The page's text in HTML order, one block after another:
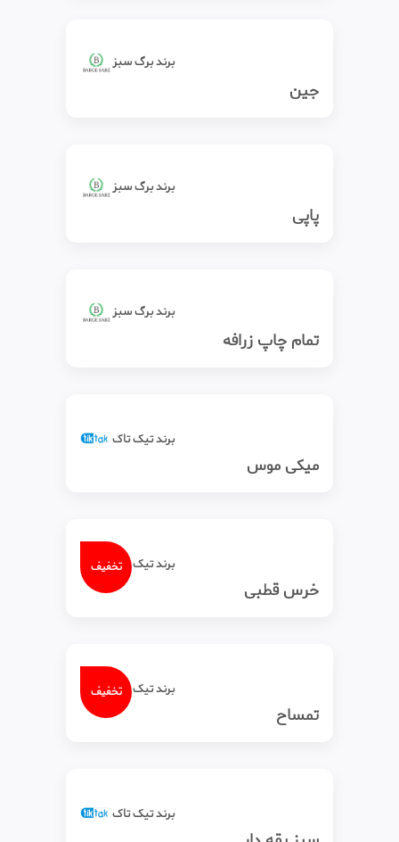
برند برگ سبز
جین
برند برگ سبز
پاپی
برند برگ سبز
تمام چاپ زرافه
برند تیک‌ تاک
میکی موس
تخفیفبرند تیک‌ تاک
خرس قطبی
تخفیفبرند تیک‌ تاک
تمساح
برند تیک‌ تاک